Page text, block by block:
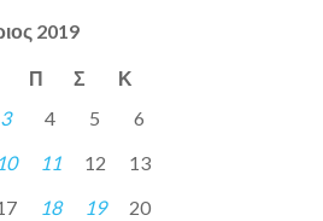
2019
Π Σ Κ
3 4 5
6
10 11 12
13
18 19
20